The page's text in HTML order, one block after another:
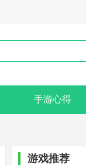
手游心得
游戏推荐